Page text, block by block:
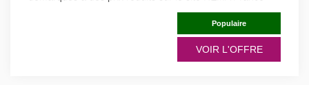
Populaire
VOIR L'OFFRE